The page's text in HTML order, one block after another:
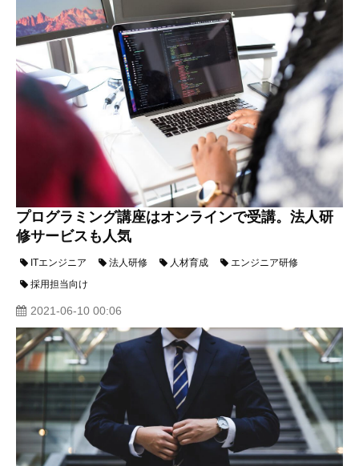
プログラミング講座はオンラインで受講。法人研
修サービスも人気
ITエンジニア 法人研修 人材育成
エンジニア研修
採用担当向け
2021-06-10 00:06